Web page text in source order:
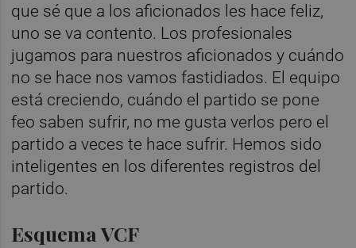
que sé que a los aficionados les hace feliz,
uno se va contento. Los profesionales
jugamos para nuestros aficionados y cuándo
no se hace nos vamos fastidiados. El equipo
está creciendo, cuándo el partido se pone
feo saben sufrir, no me gusta verlos pero el
partido a veces te hace sufrir. Hemos sido
inteligentes en los diferentes registros del
partido.
Esquema VCF